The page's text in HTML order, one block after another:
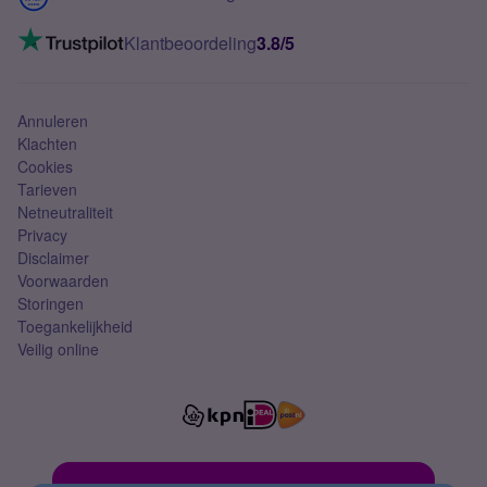
Mobiel internet
Mobiel abonnement
VoLTE 4G bellenKlantbeoordeling3.8/5
Annuleren
Klachten
Cookies
Tarieven
Netneutraliteit
Privacy
Disclaimer
Voorwaarden
Storingen
Toegankelijkheid
Veilig online